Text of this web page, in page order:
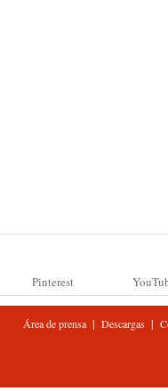
Pinterest
Área de prensa| Descargas|